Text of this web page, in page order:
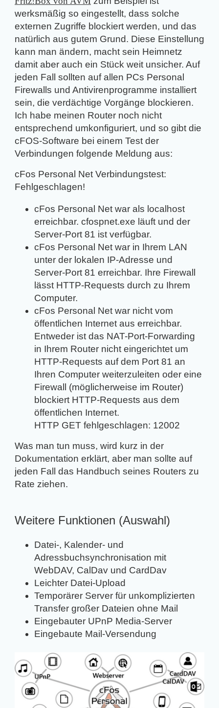
werksmäßig so eingestellt, dass solche
externen Zugriffe blockiert werden, und das
natürlich aus gutem Grund. Diese Einstellung
kann man ändern, macht sein Heimnetz
damit aber auch ein Stück weit unsicher. Auf
jeden Fall sollten auf allen PCs Personal
Firewalls und Antivirenprogramme installiert
sein, die verdächtige Vorgänge blockieren.
Ich habe meinen Router noch nicht
entsprechend umkonfiguriert, und so gibt die
cFOS-Software bei einem Test der
Verbindungen folgende Meldung aus:
cFos Personal Net Verbindungstest:
Fehlgeschlagen!
cFos Personal Net war als localhost
erreichbar. cfospnet.exe läuft und der
Server-Port 81 ist verfügbar.
cFos Personal Net war in Ihrem LAN
unter der lokalen IP-Adresse und
Server-Port 81 erreichbar. Ihre Firewall
lässt HTTP-Requests durch zu Ihrem
Computer.
cFos Personal Net war nicht vom
öffentlichen Internet aus erreichbar.
Entweder ist das NAT-Port-Forwarding
in Ihrem Router nicht eingerichtet um
HTTP-Requests auf dem Port 81 an
Ihren Computer weiterzuleiten oder eine
Firewall (möglicherweise im Router)
blockiert HTTP-Requests aus dem
öffentlichen Internet.
HTTP GET fehlgeschlagen: 12002
Was man tun muss, wird kurz in der
Dokumentation erklärt, aber man sollte auf
jeden Fall das Handbuch seines Routers zu
Rate ziehen.
Weitere Funktionen (Auswahl)
Datei-, Kalender- und
Adressbuchsynchronisation mit
WebDAV, CalDav und CardDav
Leichter Datei-Upload
Temporärer Server für unkomplizierten
Transfer großer Dateien ohne Mail
Eingebauter UPnP Media-Server
Eingebaute Mail-Versendung